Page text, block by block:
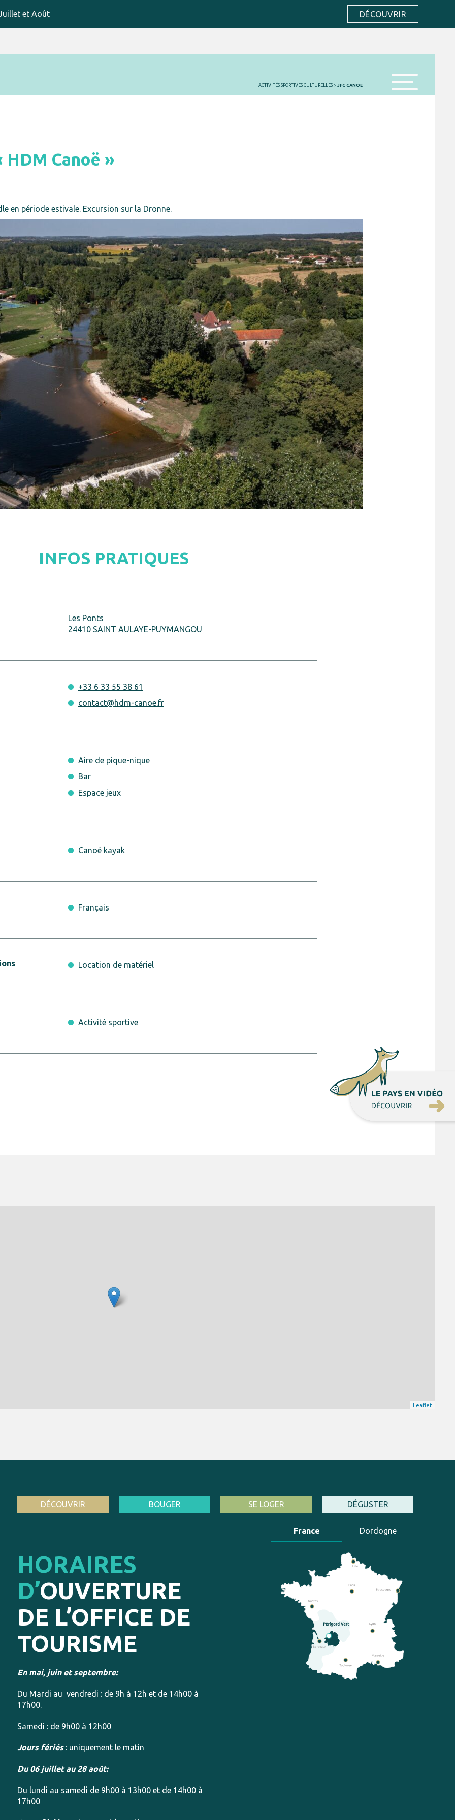
et Août DÉCOUVRIR
ACTIVITÉS SPORTIVES CULTURELLES > JFC CANOË
HDM Canoë »
en période estivale. Excursion sur la Dronne.
INFOS PRATIQUES
Les Ponts
24410 SAINT AULAYE-PUYMANGOU
+33 6 33 55 38 61
contact@hdm-canoe.fr
Aire de pique-nique
Bar
Espace jeux
Canoé kayak
Français
Location de matériel
Activité sportive
Leaflet
DÉCOUVRIR BOUGER SE LOGER DÉGUSTER
HORAIRES
D’OUVERTURE
DE L’OFFICE DE
TOURISME
En mai, juin et septembre:
Du Mardi au vendredi : de 9h à 12h et de 14h00 à
17h00.
Samedi : de 9h00 à 12h00
Jours fériés: uniquement le matin
Du 06 juillet au 28 août:
Du lundi au samedi de 9h00 à 13h00 et de 14h00 à
17h00
France Dordogne